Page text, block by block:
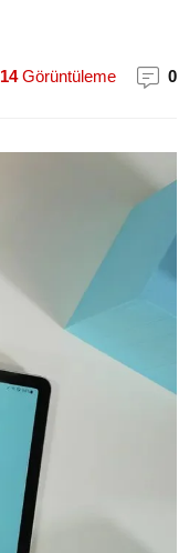
14Görüntüleme 0